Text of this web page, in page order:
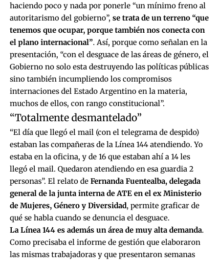
haciendo poco y nada por ponerle “un mínimo freno al
autoritarismo del gobierno”, se trata de un terreno “que
tenemos que ocupar, porque también nos conecta con
el plano internacional”. Así, porque como señalan en la
presentación, “con el desguace de las áreas de género, el
Gobierno no solo esta destruyendo las políticas públicas
sino también incumpliendo los compromisos
internaciones del Estado Argentino en la materia,
muchos de ellos, con rango constitucional”.
“Totalmente desmantelado”
“El día que llegó el mail (con el telegrama de despido)
estaban las compañeras de la Línea 144 atendiendo. Yo
estaba en la oficina, y de 16 que estaban ahí a 14 les
llegó el mail. Quedaron atendiendo en esa guardia 2
personas”. El relato de Fernanda Fuentealba, delegada
general de la junta interna de ATE en el ex Ministerio
de Mujeres, Género y Diversidad, permite graficar de
qué se habla cuando se denuncia el desguace.
La Línea 144 es además un área de muy alta demanda.
Como precisaba el informe de gestión que elaboraron
las mismas trabajadoras y que presentaron semanas